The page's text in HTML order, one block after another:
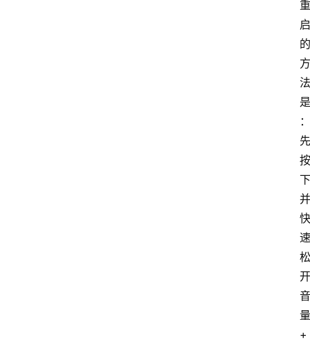
重
启
的
方
法
是
：
先
按
下
并
快
速
松
开
音
量
+